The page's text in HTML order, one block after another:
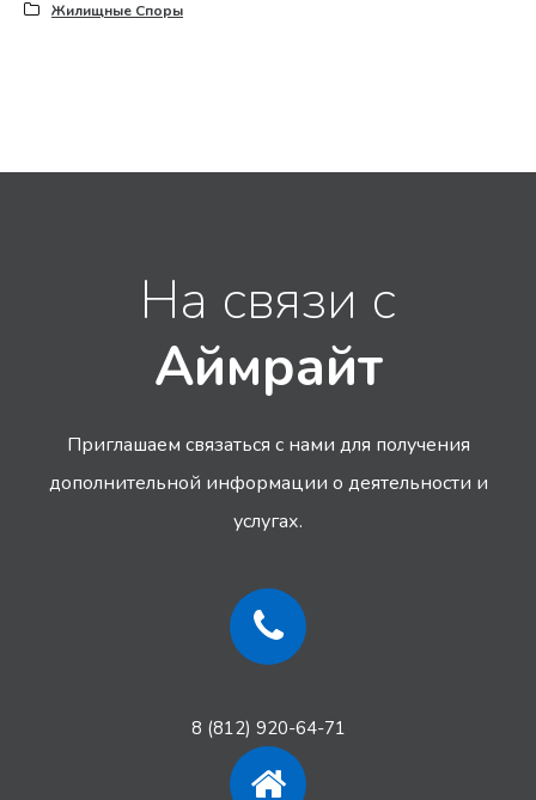
Жилищные Споры
На связи с
Аймрайт
Приглашаем связаться с нами для получения
дополнительной информации о деятельности и
услугах.
8 (812) 920-64-71